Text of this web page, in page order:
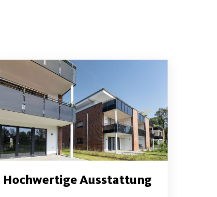
Hochwertige Ausstattung